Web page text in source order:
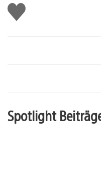
Gefällt
mir
Spotlight